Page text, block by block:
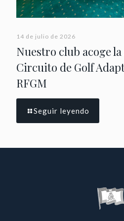
14 de julio de 2026
Nuestro club acoge
Circuito de Golf
RFGM
Seguir leyendo